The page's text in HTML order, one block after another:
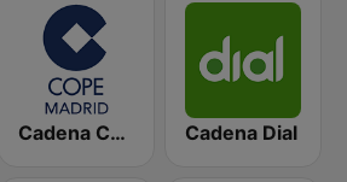
Cadena COPE Madrid Cadena Dial